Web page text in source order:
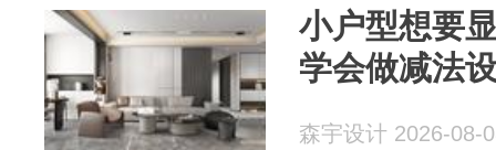
小户型想要
学会做减法
森宇设计 2026-08-